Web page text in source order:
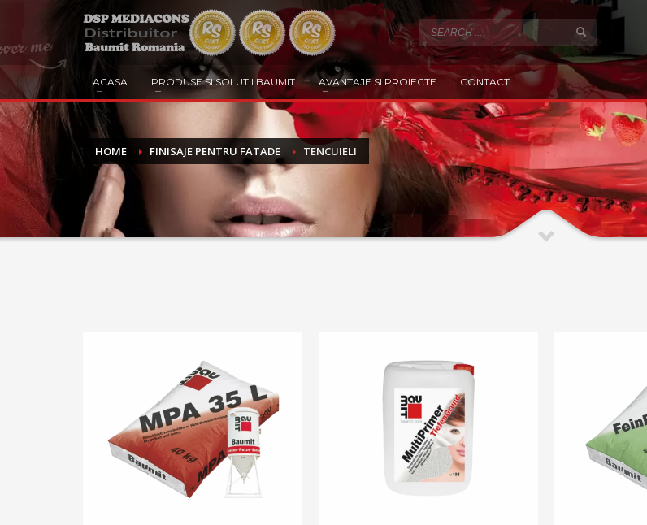
ACASA PRODUSE SI SOLUTII BAUMIT AVANTAJE SI PROIECTE CONTACT
HOME FINISAJE PENTRU FATADE TENCUIELI